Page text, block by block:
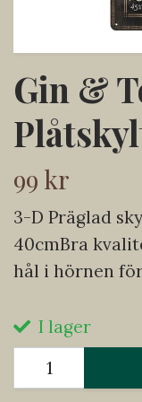
Gin &
99 kr
3-D Präglad
40cmBra
hål i hörnen
I lager